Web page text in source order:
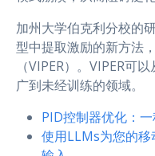
加州大学伯克利分校的
型中提取激励的新方法
（VIPER）。VIPER可
广到未经训练的领域。
PID控制器优化：
使用LLMs为您的